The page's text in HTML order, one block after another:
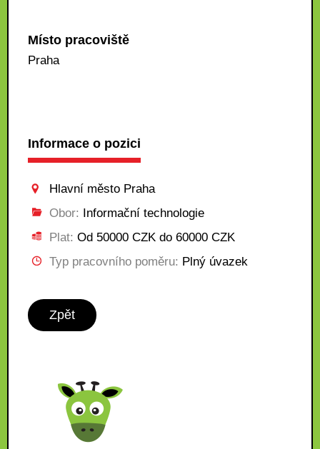
Místo pracoviště
Praha
Informace o pozici
Hlavní město Praha
Obor: Informační technologie
Plat: Od 50000 CZK do 60000 CZK
Typ pracovního poměru: Plný úvazek
Zpět